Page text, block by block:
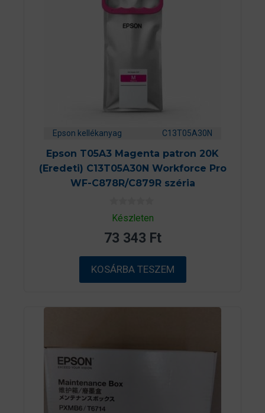
Epson kellékanyag C13T05A30N
Epson T05A3 Magenta patron 20K
(Eredeti) C13T05A30N Workforce Pro
WF-C878R/C879R széria
0
a
5
b
ő
l
Készleten
73 343 Ft
KOSÁRBA TESZEM